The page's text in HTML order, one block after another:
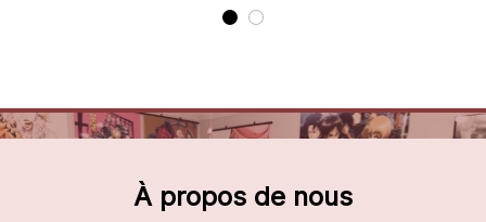
À propos de nous